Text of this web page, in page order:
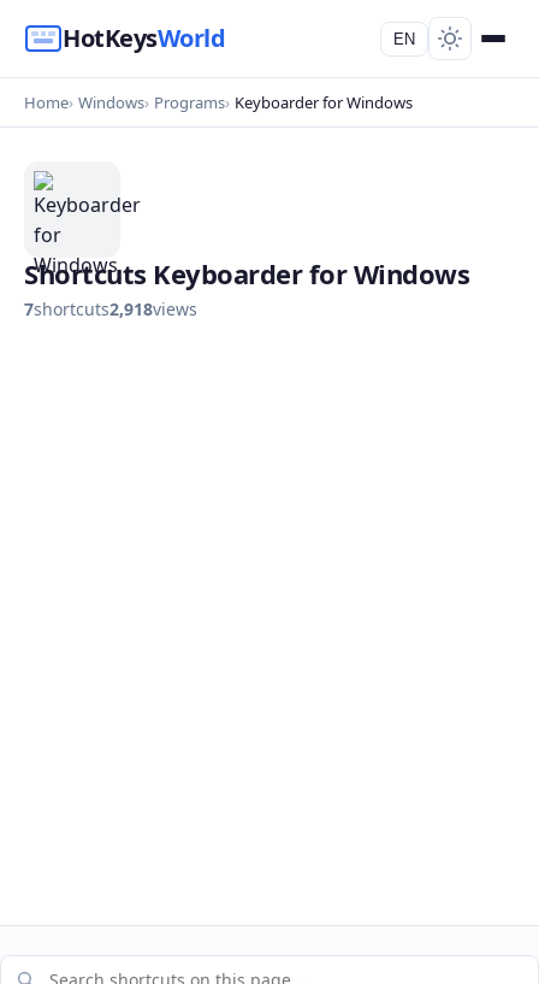
HotKeysWorld EN
Home Windows Programs Keyboarder for Windows
Shortcuts Keyboarder for Windows
7shortcuts2,918views